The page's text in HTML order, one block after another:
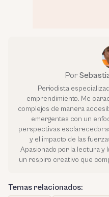
Por
Periodista
emprendimiento. Me
complejos de manera
emergentes con un
perspectivas
y el impacto de las
Apasionado por la lectura y
un respiro creativo que
Temas relacionados: